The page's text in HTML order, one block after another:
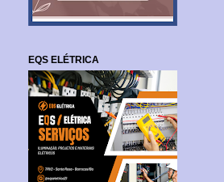
EQS ELÉTRICA